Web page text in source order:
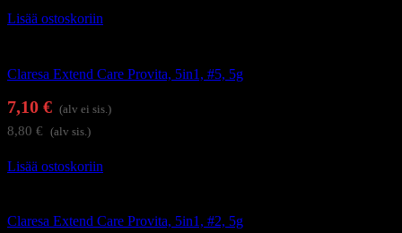
Lisää ostoskoriin
Claresa Extend Care Provita, 5in1, #5, 5g
7,10 € (alv ei sis.)
8,80 € (alv sis.)
Lisää ostoskoriin
Claresa Extend Care Provita, 5in1, #2, 5g